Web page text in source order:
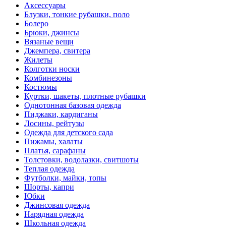
Аксессуары
Блузки, тонкие рубашки, поло
Болеро
Брюки, джинсы
Вязаные вещи
Джемпера, свитера
Жилеты
Колготки носки
Комбинезоны
Костюмы
Куртки, шакеты, плотные рубашки
Однотонная базовая одежда
Пиджаки, кардиганы
Лосины, рейтузы
Одежда для детского сада
Пижамы, халаты
Платья, сарафаны
Толстовки, водолазки, свитшоты
Теплая одежда
Футболки, майки, топы
Шорты, капри
Юбки
Джинсовая одежда
Нарядная одежда
Школьная одежда